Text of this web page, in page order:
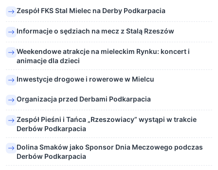
Zespół FKS Stal Mielec na Derby Podkarpacia
Informacje o sędziach na mecz z Stalą Rzeszów
Weekendowe atrakcje na mieleckim Rynku: koncert i
animacje dla dzieci
Inwestycje drogowe i rowerowe w Mielcu
Organizacja przed Derbami Podkarpacia
Zespół Pieśni i Tańca „Rzeszowiacy” wystąpi w trakcie
Derbów Podkarpacia
Dolina Smaków jako Sponsor Dnia Meczowego podczas
Derbów Podkarpacia